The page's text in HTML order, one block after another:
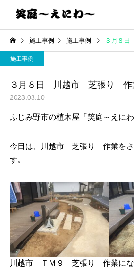
施工事例 施工事例 ３月８日
施工事例
３月８日 川越市 芝張り 作
2023.03.10
ふじみ野市の植木屋『笑庭～えにわ
今日は、川越市 芝張り 作業をさ
す。
川越市 ＴＭ９ 芝張り 作業にな